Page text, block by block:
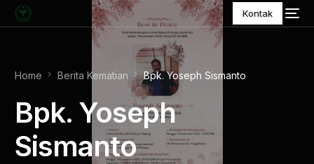
Kontak
Home Berita Kematian Bpk. Yoseph Sismanto
Bpk. Yoseph
Sismanto